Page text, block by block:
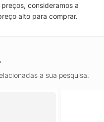
consideramos a
alto para comprar.
a sua pesquisa.